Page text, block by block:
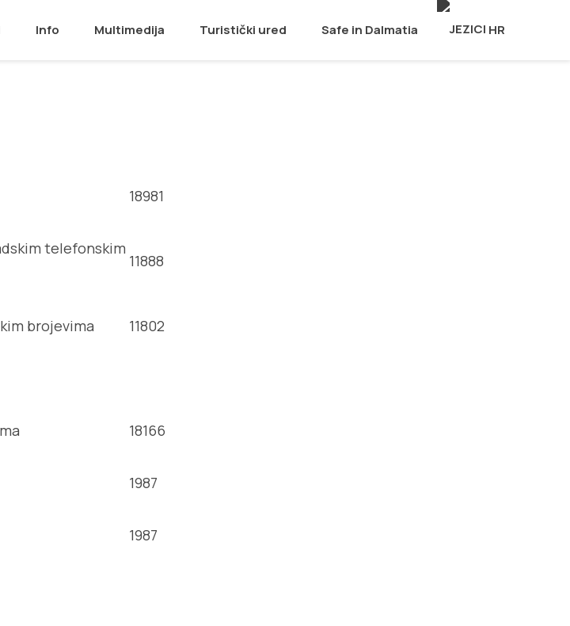
Info Multimedija Turistički ured Safe in Dalmatia HR
18981
telefonskim
11888
brojevima 11802
18166
1987
1987